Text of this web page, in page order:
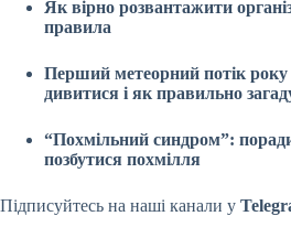
Як вірно розвантажити
правила
Перший метеорний потік
дивитися і як правильно
“Похмільний синдром”:
позбутися похмілля
Підписуйтесь на наші канали у